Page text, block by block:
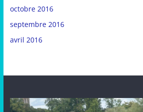
octobre 2016
septembre 2016
avril 2016